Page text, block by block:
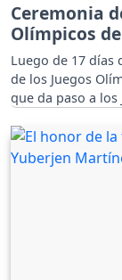
Ceremonia
Olímpicos
Luego de 17 días
de los Juegos
que da paso a los